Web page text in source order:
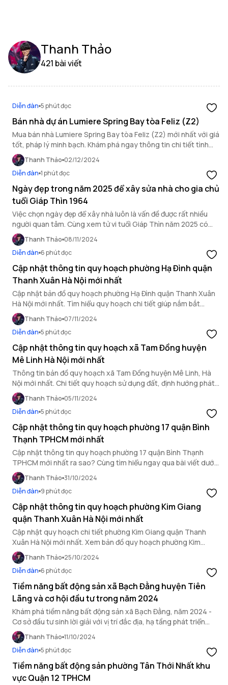
Thanh Thảo
421 bài viết
Diễn đàn 5 phút đọc
Bán nhà dự án Lumiere Spring Bay tòa Feliz (Z2)
Mua bán nhà Lumiere Spring Bay tòa Feliz (Z2) mới nhất với giá
tốt, pháp lý minh bạch. Khám phá ngay thông tin chi tiết tình
hình bán nhà Hà Nội qua bài viết!
Thanh Thảo 02/12/2024
Diễn đàn 1 phút đọc
Ngày đẹp trong năm 2025 để xây sửa nhà cho gia chủ
tuổi Giáp Thìn 1964
Việc chọn ngày đẹp để xây nhà luôn là vấn đề được rất nhiều
người quan tâm. Cùng xem tử vi tuổi Giáp Thìn năm 2025 có
những ngày nào xây nhà thịnh vượng nhất.
Thanh Thảo 08/11/2024
Diễn đàn 6 phút đọc
Cập nhật thông tin quy hoạch phường Hạ Đình quận
Thanh Xuân Hà Nội mới nhất
Cập nhật bản đồ quy hoạch phường Hạ Đình quận Thanh Xuân
Hà Nội mới nhất. Tìm hiểu quy hoạch chi tiết giúp nắm bắt
thông tin nhanh chóng và chính xác.
Thanh Thảo 07/11/2024
Diễn đàn 5 phút đọc
Cập nhật thông tin quy hoạch xã Tam Đồng huyện
Mê Linh Hà Nội mới nhất
Thông tin bản đồ quy hoạch xã Tam Đồng huyện Mê Linh, Hà
Nội mới nhất. Chi tiết quy hoạch sử dụng đất, định hướng phát
triển đô thị và hệ thống hạ tầng.
Thanh Thảo 05/11/2024
Diễn đàn 5 phút đọc
Cập nhật thông tin quy hoạch phường 17 quận Bình
Thạnh TPHCM mới nhất
Cập nhật thông tin quy hoạch phường 17 quận Bình Thạnh
TPHCM mới nhất ra sao? Cùng tìm hiểu ngay qua bài viết dưới
đây.
Thanh Thảo 31/10/2024
Diễn đàn 9 phút đọc
Cập nhật thông tin quy hoạch phường Kim Giang
quận Thanh Xuân Hà Nội mới nhất
Cập nhật quy hoạch chi tiết phường Kim Giang quận Thanh
Xuân Hà Nội mới nhất. Xem bản đồ quy hoạch phường Kim
Giang về hạ tầng và tiềm năng phát triển khu vực.
Thanh Thảo 25/10/2024
Diễn đàn 6 phút đọc
Tiềm năng bất động sản xã Bạch Đằng huyện Tiên
Lãng và cơ hội đầu tư trong năm 2024
Khám phá tiềm năng bất động sản xã Bạch Đằng, năm 2024 -
Cơ sở đầu tư sinh lời giải với vị trí đắc địa, hạ tầng phát triển
phát triển và chính sách quy hoạch ưu việt.
Thanh Thảo 11/10/2024
Diễn đàn 5 phút đọc
Tiềm năng bất động sản phường Tân Thới Nhất khu
vực Quận 12 TPHCM